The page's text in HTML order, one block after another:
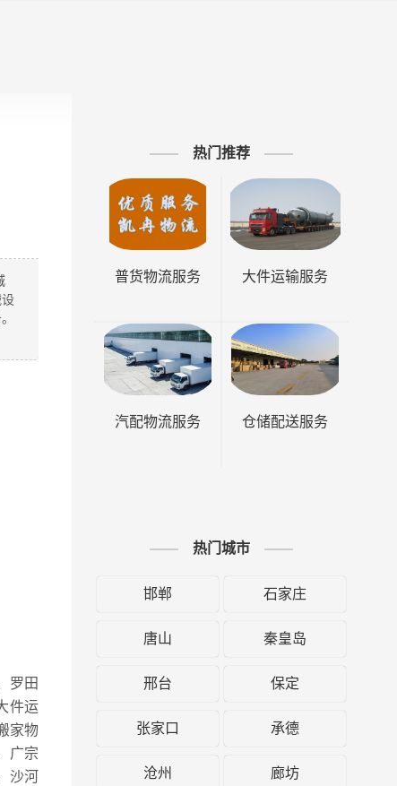
罗田
件运
家物
广宗
沙河
热门推荐
普货物流服务 大件运输服务
汽配物流服务 仓储配送服务
热门城市
邯郸 石家庄
唐山 秦皇岛
邢台 保定
张家口 承德
沧州 廊坊